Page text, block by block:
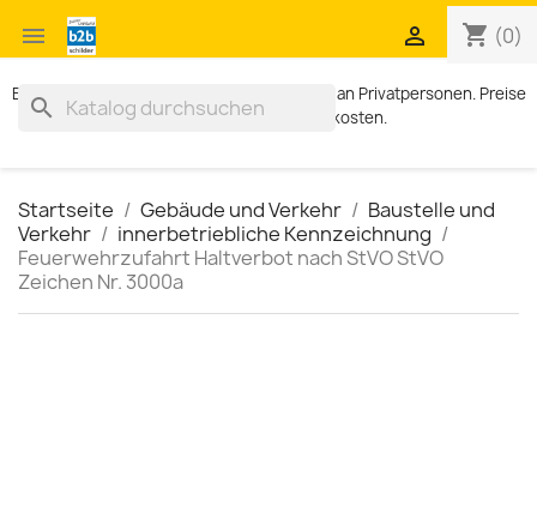
 shopping_cart (0)

Exklusiv für Geschäftskunden. Kein Verkauf an Privatpersonen. Preise
zzgl. MWST und Versandkosten.
search
Startseite Gebäude und Verkehr
Baustelle und
Verkehr
innerbetriebliche Kennzeichnung
Feuerwehrzufahrt Haltverbot nach StVO StVO
Zeichen Nr. 3000a